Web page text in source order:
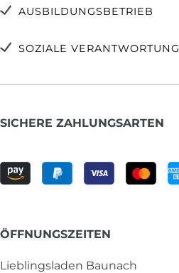
AUSBILDUNGSBETRIEB
SOZIALE VERANTWORTUNG
SICHERE ZAHLUNGSARTEN
ÖFFNUNGSZEITEN
Lieblingsladen Baunach